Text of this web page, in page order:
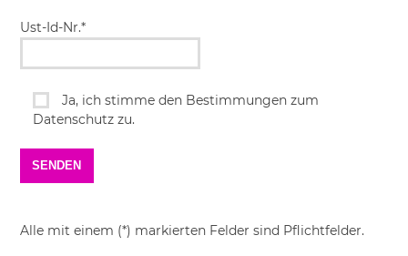
Ust-Id-Nr.*
Ja, ich stimme den Bestimmungen zum
Datenschutz zu.
Alle mit einem (*) markierten Felder sind Pflichtfelder.